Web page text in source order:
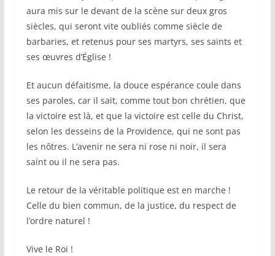
aura mis sur le devant de la scène sur deux gros
siècles, qui seront vite oubliés comme siècle de
barbaries, et retenus pour ses martyrs, ses saints et
ses œuvres d’Église !
Et aucun défaitisme, la douce espérance coule dans
ses paroles, car il sait, comme tout bon chrétien, que
la victoire est là, et que la victoire est celle du Christ,
selon les desseins de la Providence, qui ne sont pas
les nôtres. L’avenir ne sera ni rose ni noir, il sera
saint ou il ne sera pas.
Le retour de la véritable politique est en marche !
Celle du bien commun, de la justice, du respect de
l’ordre naturel !
Vive le Roi !